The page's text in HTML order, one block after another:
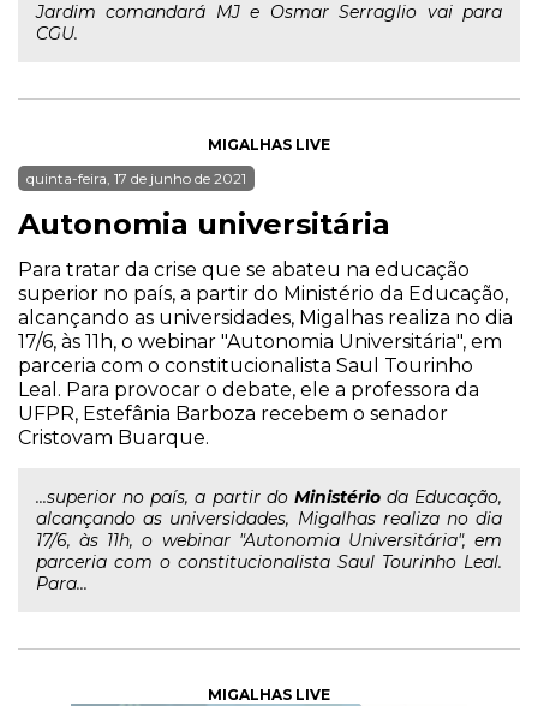
Jardim comandará MJ e Osmar Serraglio vai para
CGU.
MIGALHAS LIVE
quinta-feira, 17 de junho de 2021
Autonomia universitária
Para tratar da crise que se abateu na educação
superior no país, a partir do Ministério da Educação,
alcançando as universidades, Migalhas realiza no dia
17/6, às 11h, o webinar "Autonomia Universitária", em
parceria com o constitucionalista Saul Tourinho
Leal. Para provocar o debate, ele a professora da
UFPR, Estefânia Barboza recebem o senador
Cristovam Buarque.
...superior no país, a partir do Ministérioda Educação,
alcançando as universidades, Migalhas realiza no dia
17/6, às 11h, o webinar "Autonomia Universitária", em
parceria com o constitucionalista Saul Tourinho Leal.
Para...
MIGALHAS LIVE